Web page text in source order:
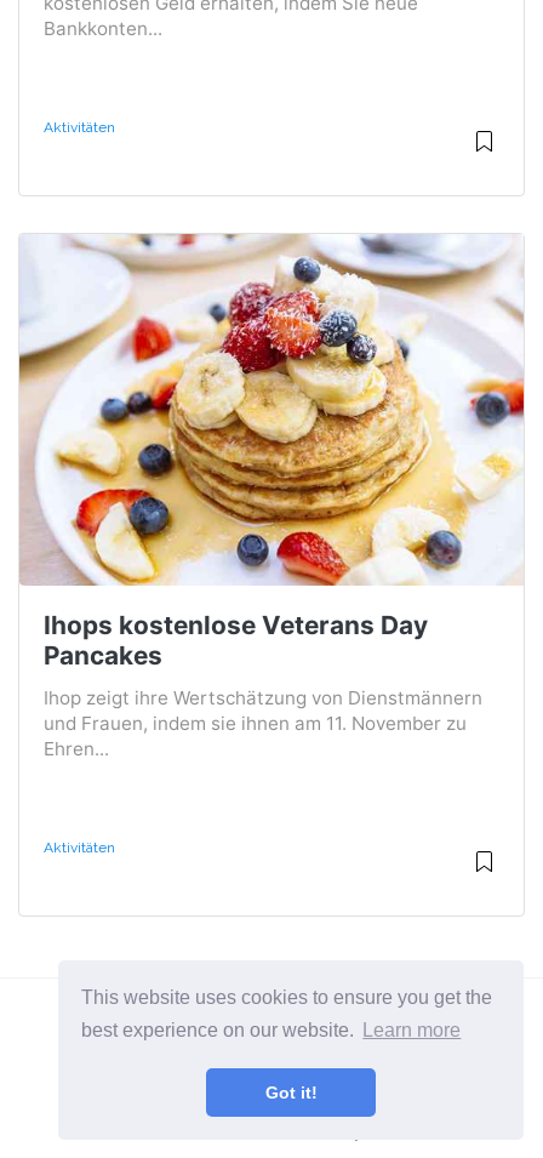
This website uses cookies to ensure you get the
best experience on our website.
Learn more
Got it!
Bankkonten...
Aktivitäten
Ihops kostenlose Veterans Day
Pancakes
Ihop zeigt ihre Wertschätzung von Dienstmännern
und Frauen, indem sie ihnen am 11. November zu
Ehren...
Aktivitäten
2026 ©BuruNews
Alle Kategorien